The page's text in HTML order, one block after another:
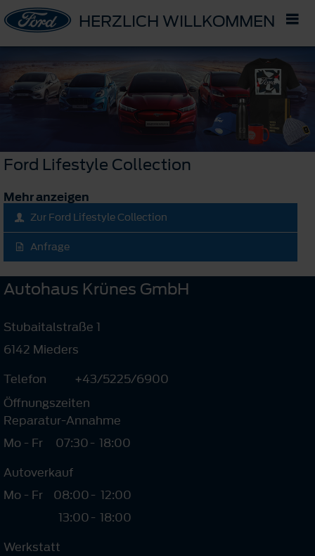
HERZLICH WILLKOMMEN IM
Ford Lifestyle Collection
Mehr anzeigen
Zur Ford Lifestyle Collection
Anfrage
Autohaus Krünes GmbH
Stubaitalstraße 1
6142 Mieders
Telefon
+43/5225/6900
Öffnungszeiten
Reparatur-Annahme
Mo - Fr
07:30- 18:00
Autoverkauf
Mo - Fr
08:00
13:00
-
-
12:00
18:00
Werkstatt